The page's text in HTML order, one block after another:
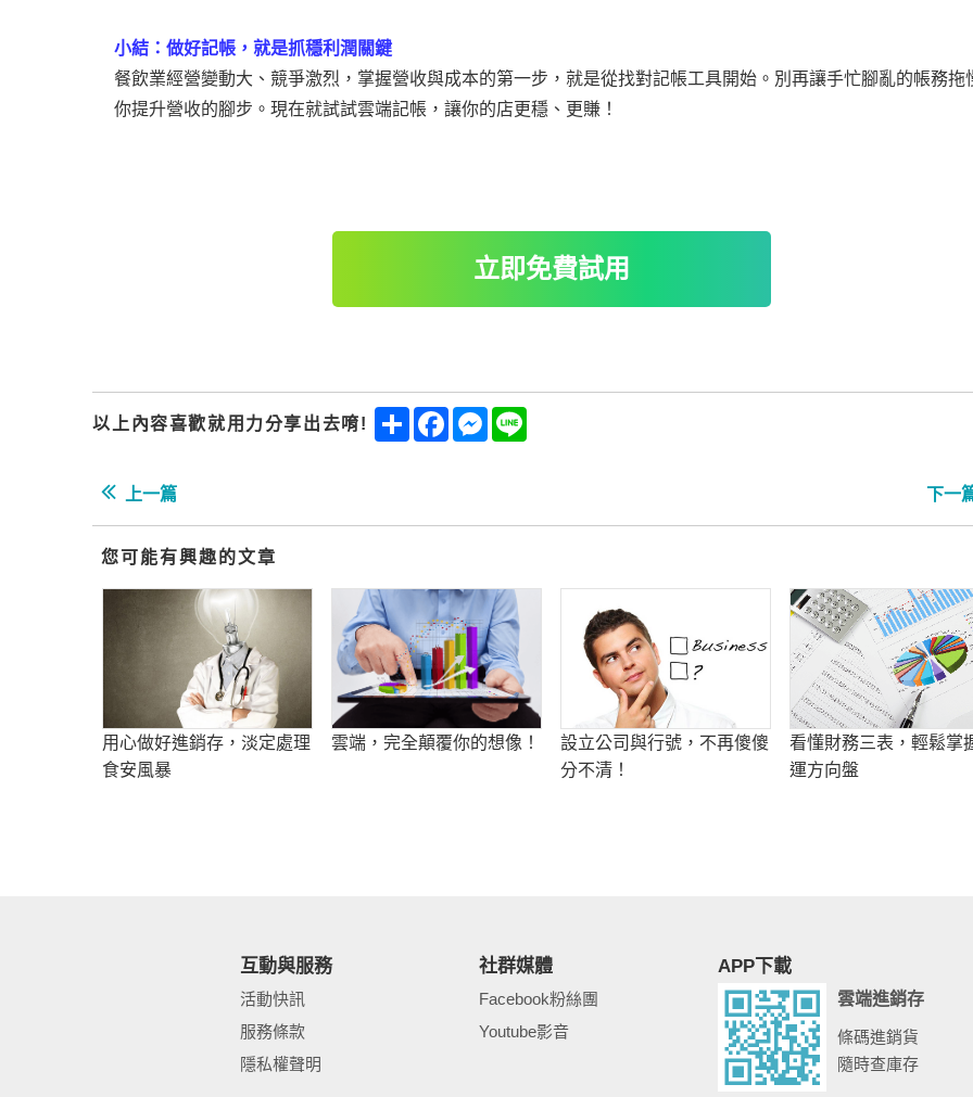
小結：做好記帳，就是抓穩利潤關鍵
餐飲業經營變動大、競爭激烈，掌握營收與成本的第一步，就是從找對記帳工具開始。別再讓手忙腳亂的帳務拖
你提升營收的腳步。現在就試試雲端記帳，讓你的店更穩、更賺！
立即免費試用
以上內容喜歡就用力分享出去唷! ShareFacebookMessenger
上一篇 下一
您可能有興趣的文章
用心做好進銷存，淡定處理
食安風暴
雲端，完全顛覆你的想像！
設立公司與行號，不再傻傻
分不清！
看懂財務三表，輕鬆掌
運方向盤
互動與服務
活動快訊
服務條款
隱私權聲明
社群媒體
Facebook粉絲團
Youtube影音
APP下載
雲端進銷存
條碼進銷貨
隨時查庫存